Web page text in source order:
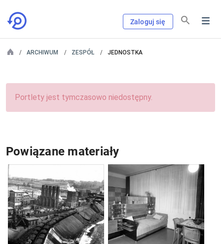
Zaloguj się
ARCHIWUM ZESPÓŁ JEDNOSTKA
Portlety jest tymczasowo niedostępny.
Powiązane materiały